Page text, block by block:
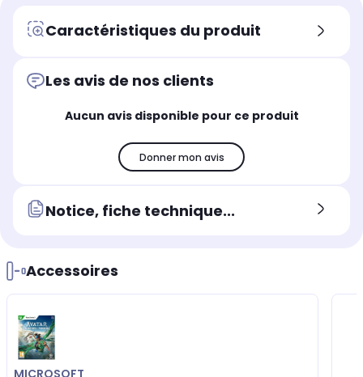
Caractéristiques du produit
Les avis de nos clients
Aucun avis disponible pour ce produit
Donner mon avis
Notice, fiche technique...
Accessoires